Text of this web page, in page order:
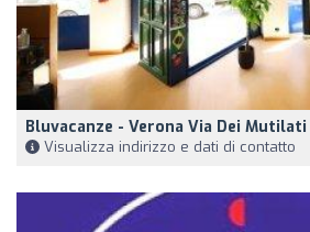
Bluvacanze - Verona Via Dei Mutilati
Visualizza indirizzo e dati di contatto